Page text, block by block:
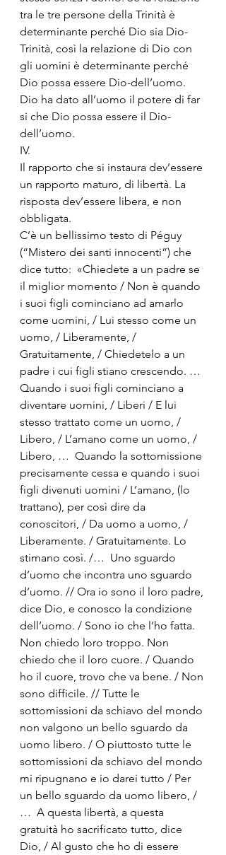
tra le tre persone della Trinità è
determinante perché Dio sia Dio-
Trinità, così la relazione di Dio con
gli uomini è determinante perché
Dio possa essere Dio-dell’uomo.
Dio ha dato all’uomo il potere di far
si che Dio possa essere il Dio-
dell’uomo.
IV.
Il rapporto che si instaura dev’essere
un rapporto maturo, di libertà. La
risposta dev’essere libera, e non
obbligata.
C’è un bellissimo testo di Péguy
(“Mistero dei santi innocenti”) che
dice tutto:  «Chiedete a un padre se
il miglior momento / Non è quando
i suoi figli cominciano ad amarlo
come uomini, / Lui stesso come un
uomo, / Liberamente, /
Gratuitamente, / Chiedetelo a un
padre i cui figli stiano crescendo. …
Quando i suoi figli cominciano a
diventare uomini, / Liberi / E lui
stesso trattato come un uomo, /
Libero, / L’amano come un uomo, /
Libero, …  Quando la sottomissione
precisamente cessa e quando i suoi
figli divenuti uomini / L’amano, (lo
trattano), per così dire da
conoscitori, / Da uomo a uomo, /
Liberamente. / Gratuitamente. Lo
stimano così. /…  Uno sguardo
d’uomo che incontra uno sguardo
d’uomo. // Ora io sono il loro padre,
dice Dio, e conosco la condizione
dell’uomo. / Sono io che l’ho fatta.
Non chiedo loro troppo. Non
chiedo che il loro cuore. / Quando
ho il cuore, trovo che va bene. / Non
sono difficile. // Tutte le
sottomissioni da schiavo del mondo
non valgono un bello sguardo da
uomo libero. / O piuttosto tutte le
sottomissioni da schiavo del mondo
mi ripugnano e io darei tutto / Per
un bello sguardo da uomo libero, /
…  A questa libertà, a questa
gratuità ho sacrificato tutto, dice
Dio, / Al gusto che ho di essere